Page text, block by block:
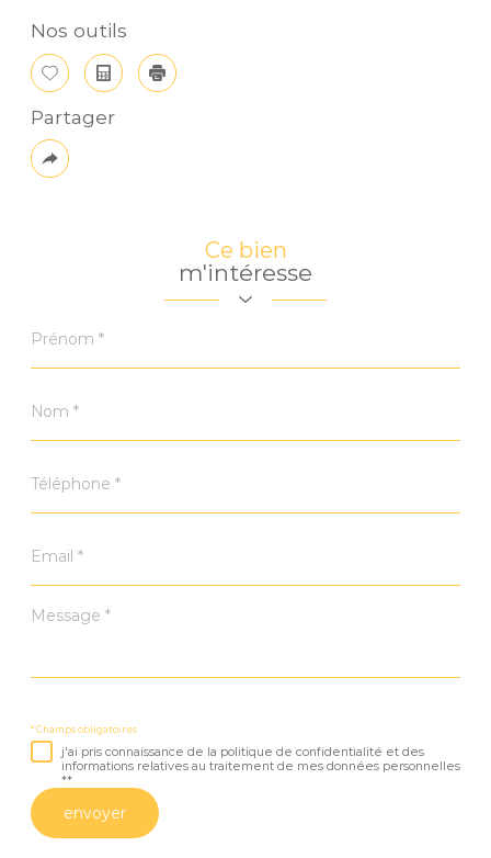
Nos outils
Sélectionner
CalculatriceImprimer
Partager
Plus
de
Ce bien
m'intéresse
*
*
*
Message
* Champs obligatoires
j'ai pris connaissance de la politique de confidentialité et des
informations relatives au traitement de mes données personnelles
**
envoyer